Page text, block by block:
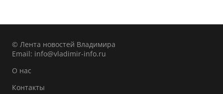
© Лента новостей Владимира
Email: info@vladimir-info.ru
О нас
Контакты